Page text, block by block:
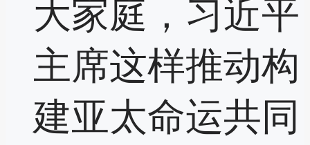
大家庭，习近平
主席这样推动构
建亚太命运共同